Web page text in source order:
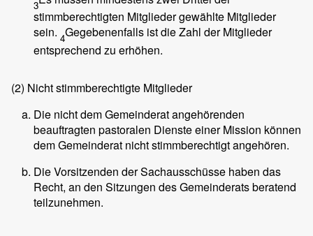
3
stimmberechtigten Mitglieder gewählte Mitglieder
sein. 4Gegebenenfalls ist die Zahl der Mitglieder
entsprechend zu erhöhen.
(2) Nicht stimmberechtigte Mitglieder
Die nicht dem Gemeinderat angehörenden
beauftragten pastoralen Dienste einer Mission können
dem Gemeinderat nicht stimmberechtigt angehören.
Die Vorsitzenden der Sachausschüsse haben das
Recht, an den Sitzungen des Gemeinderats beratend
teilzunehmen.